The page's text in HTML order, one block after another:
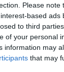
Please
based
to third
of your personal
information may
that may
en el interior
preferida de